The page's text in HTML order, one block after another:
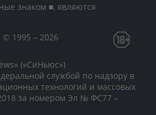
знаком ■, являются
1995 – 2026
(«СиНьюс»)
службой по надзору в
технологий и массовых
за номером Эл № ФС77 –